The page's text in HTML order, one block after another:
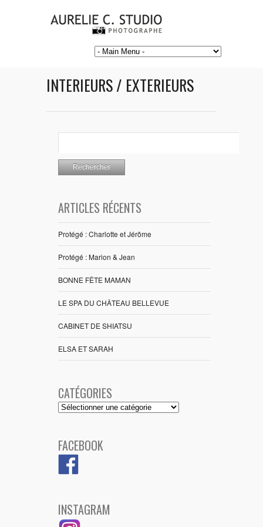
INTERIEURS / EXTERIEURS
ARTICLES RÉCENTS
Protégé : Charlotte et Jérôme
Protégé : Marion & Jean
BONNE FÊTE MAMAN
LE SPA DU CHÂTEAU BELLEVUE
CABINET DE SHIATSU
ELSA ET SARAH
CATÉGORIES
Catégories
FACEBOOK
INSTAGRAM